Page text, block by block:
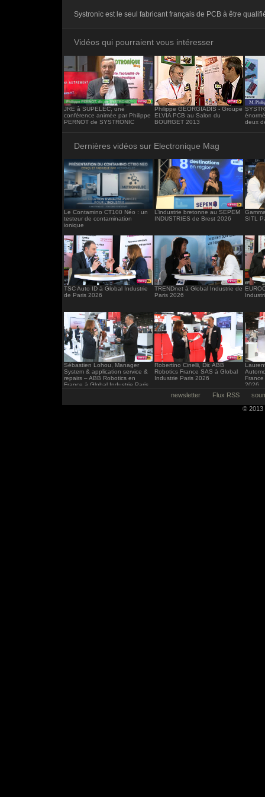
frameborder="0"></iframe>
Systronic est le seul fabricant français de PCB à être
Vidéos qui pourraient vous intéresser
JRE à SUPELEC, une
conférence animée par Philippe
PERNOT de SYSTRONIC
Philippe GEORGIADIS - Groupe
ELVIA PCB au Salon du
BOURGET 2013
deux
Dernières vidéos sur Electronique Mag
Le Contamino CT100 Néo : un
testeur de contamination
ionique
L’industrie bretonne au SEPEM
INDUSTRIES de Brest 2026
SITL
TSC Auto ID à Global Industrie
de Paris 2026
TRENDnet à Global Industrie de
Paris 2026
Sébastien Lohou, Manager
System & application service &
repairs – ABB Robotics en
France à Global Industrie Paris
Robertino Cinelli, Dir. ABB
Robotics France SAS à Global
Industrie Paris 2026
2026
newsletter Flux RSS
© 2013